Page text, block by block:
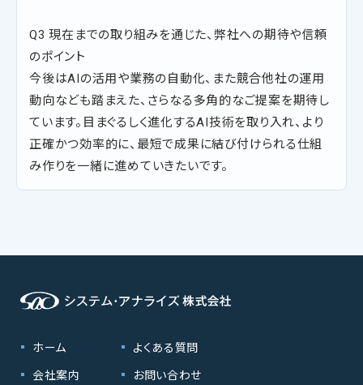
Q3 現在までの取り組みを通じた、弊社への期待や信頼
のポイント
今後はAIの活用や業務の自動化、また競合他社の運用
動向なども踏まえた、さらなる多角的なご提案を期待し
ています。目まぐるしく進化するAI技術を取り入れ、より
正確かつ効率的に、最短で成果に結び付けられる仕組
み作りを一緒に進めていきたいです。
ホーム
会社案内
よくある質問
お問い合わせ